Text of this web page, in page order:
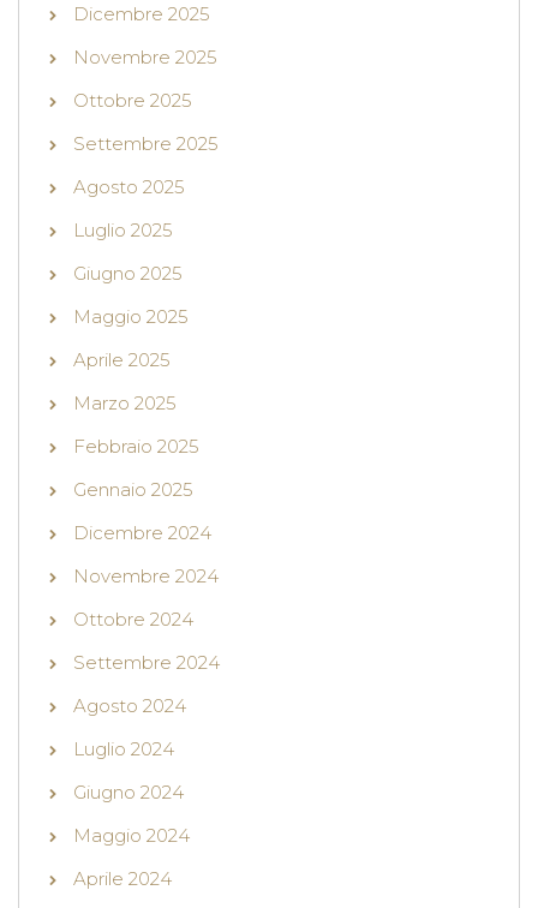
Dicembre 2025
Novembre 2025
Ottobre 2025
Settembre 2025
Agosto 2025
Luglio 2025
Giugno 2025
Maggio 2025
Aprile 2025
Marzo 2025
Febbraio 2025
Gennaio 2025
Dicembre 2024
Novembre 2024
Ottobre 2024
Settembre 2024
Agosto 2024
Luglio 2024
Giugno 2024
Maggio 2024
Aprile 2024